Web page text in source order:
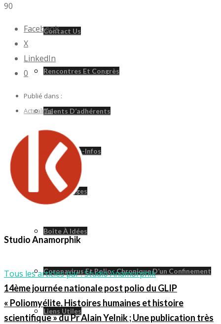
Contact Us
Rencontres Et Congrès
Talents D’adhérents
Revue Polio-Infos
Témoignages
Boite À Idées
Coronavirus Et Polio : Chronique D’un Confinement
Liens Utiles
90
Facebook
X
LinkedIn
0
Publié dans :
Actualités
Studio Anamorphik
Tous les articles par : Studio Anamorphik
14ème journée nationale post polio du GLIP
« Poliomyélite, Histoires humaines et histoire
scientifique » du Pr Alain Yelnik ; Une publication très